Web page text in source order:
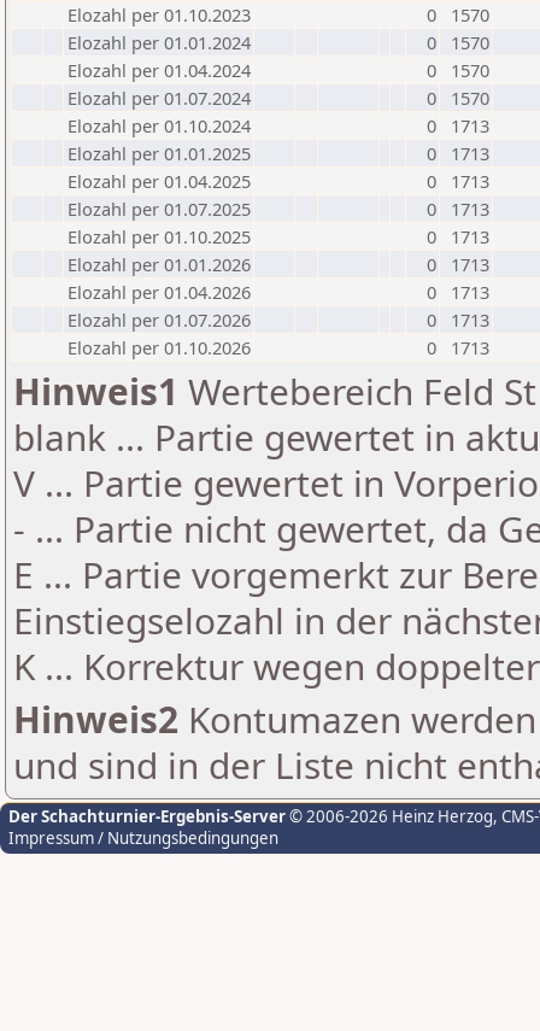
Elozahl per 01.10.2023
0
1570
Elozahl per 01.01.2024
0
1570
Elozahl per 01.04.2024
0
1570
Elozahl per 01.07.2024
0
1570
Elozahl per 01.10.2024
0
1713
Elozahl per 01.01.2025
0
1713
Elozahl per 01.04.2025
0
1713
Elozahl per 01.07.2025
0
1713
Elozahl per 01.10.2025
0
1713
Elozahl per 01.01.2026
0
1713
Elozahl per 01.04.2026
0
1713
Elozahl per 01.07.2026
0
1713
Elozahl per 01.10.2026
0 1713
Hinweis1 Wertebereich Feld
blank ... Partie gewertet in
V ... Partie gewertet in
- ... Partie nicht gewertet, da
E ... Partie vorgemerkt zur
Einstiegselozahl in der
K ... Korrektur wegen
Hinweis2 Kontumazen
und sind in der Liste nicht
Der Schachturnier-Ergebnis-Server© 2006-2026 Heinz Herzog,
Impressum / Nutzungsbedingungen